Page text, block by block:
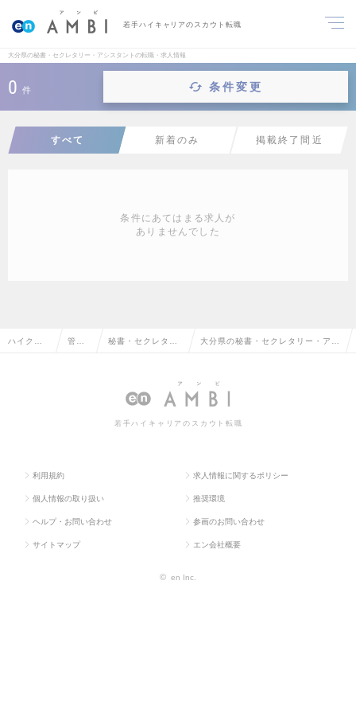
若手ハイキャリアのスカウト転職
大分県の秘書・セクレタリー・アシスタントの転職・求人情報
0 件 条件変更
すべて 新着のみ 掲載終了間近
条件にあてはまる求人が
ありませんでした
ハイクラ 管理 秘書・セクレタリ 大分県の秘書・セクレタリー・アシ
若手ハイキャリアのスカウト転職
利用規約 求人情報に関するポリシー
個人情報の取り扱い 推奨環境
ヘルプ・お問い合わせ 参画のお問い合わせ
サイトマップ エン会社概要
© en Inc.